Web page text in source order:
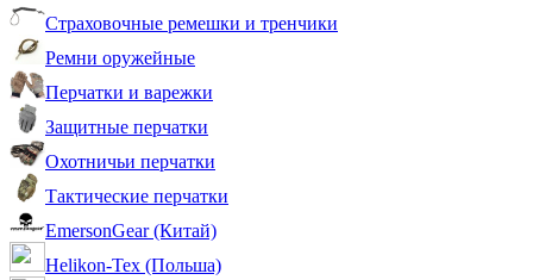
Страховочные ремешки и тренчики
Ремни оружейные
Перчатки и варежки
Защитные перчатки
Охотничьи перчатки
Тактические перчатки
EmersonGear (Китай)
Helikon-Tex (Польша)